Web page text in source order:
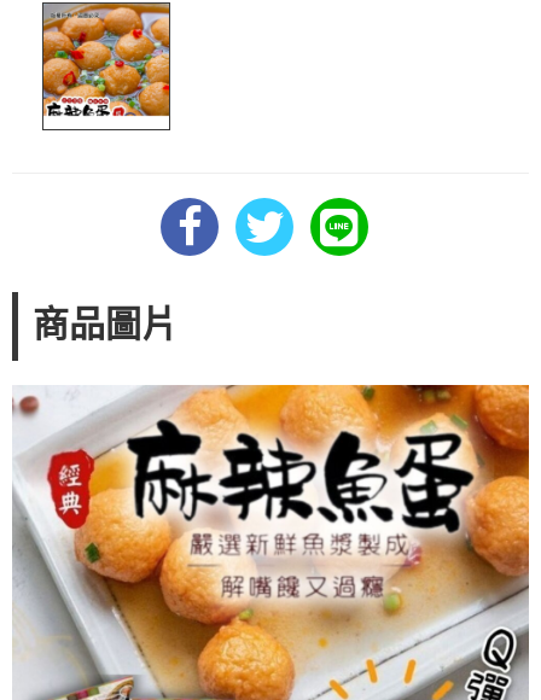
商品圖片